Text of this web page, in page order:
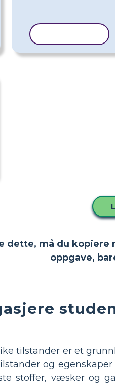
dette, må du
oppgave,
tilstander er et
og
stoffer, væsker og